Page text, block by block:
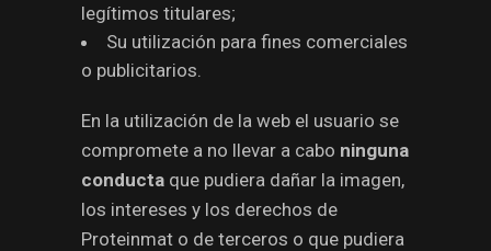
legítimos titulares;
Su utilización para fines comerciales
o publicitarios.
En la utilización de la web el usuario se
compromete a no llevar a cabo ninguna
conducta que pudiera dañar la imagen,
los intereses y los derechos de
Proteinmat o de terceros o que pudiera